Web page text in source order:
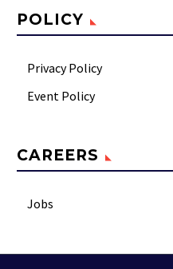
POLICY
Privacy Policy
Event Policy
CAREERS
Jobs